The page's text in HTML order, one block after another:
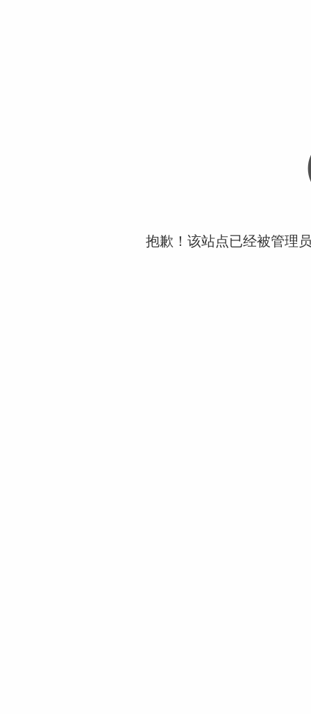
抱歉！该站点已经被管理